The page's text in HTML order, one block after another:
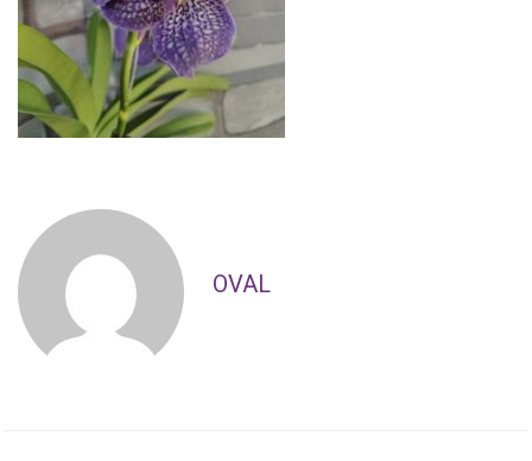
OVAL